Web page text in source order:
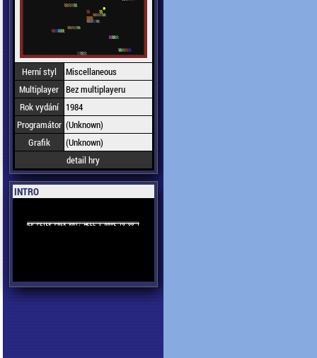
Herní styl
Miscellaneous
Multiplayer Bez multiplayeru
Rok vydání
1984
Programátor (Unknown)
Grafik
(Unknown)
detail hry
INTRO